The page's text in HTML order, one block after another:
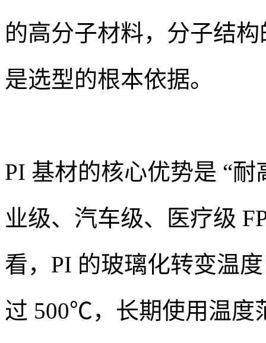
的高分子材料，分子结
是选型的根本依据。
PI 基材的核心优势是 “
业级、汽车级、医疗级
看，PI 的玻璃化转变温
过 500℃，长期使用温